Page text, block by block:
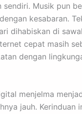
Musik pun
kesabaran.
dihabiskan di
cepat masih
dengan
menjelma
jauh.